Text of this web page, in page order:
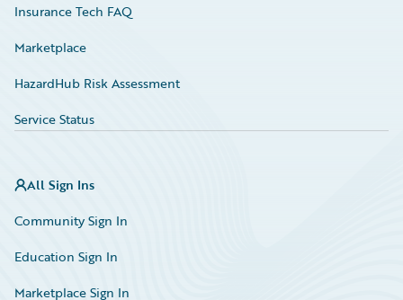
Insurance Tech FAQ
Marketplace
HazardHub Risk Assessment
Service Status
All Sign Ins
Community Sign In
Education Sign In
Marketplace Sign In